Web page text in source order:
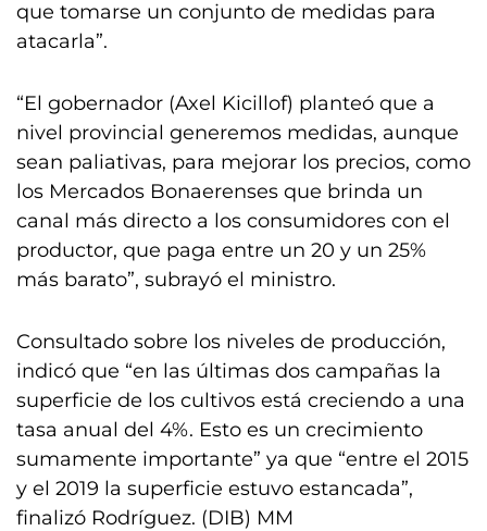
que tomarse un conjunto de medidas para
atacarla”.
“El gobernador (Axel Kicillof) planteó que a
nivel provincial generemos medidas, aunque
sean paliativas, para mejorar los precios, como
los Mercados Bonaerenses que brinda un
canal más directo a los consumidores con el
productor, que paga entre un 20 y un 25%
más barato”, subrayó el ministro.
Consultado sobre los niveles de producción,
indicó que “en las últimas dos campañas la
superficie de los cultivos está creciendo a una
tasa anual del 4%. Esto es un crecimiento
sumamente importante” ya que “entre el 2015
y el 2019 la superficie estuvo estancada”,
finalizó Rodríguez. (DIB) MM